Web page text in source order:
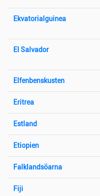
Ekvatorialguinea
El Salvador
Elfenbenskusten
Eritrea
Estland
Etiopien
Falklandsöarna
Fiji